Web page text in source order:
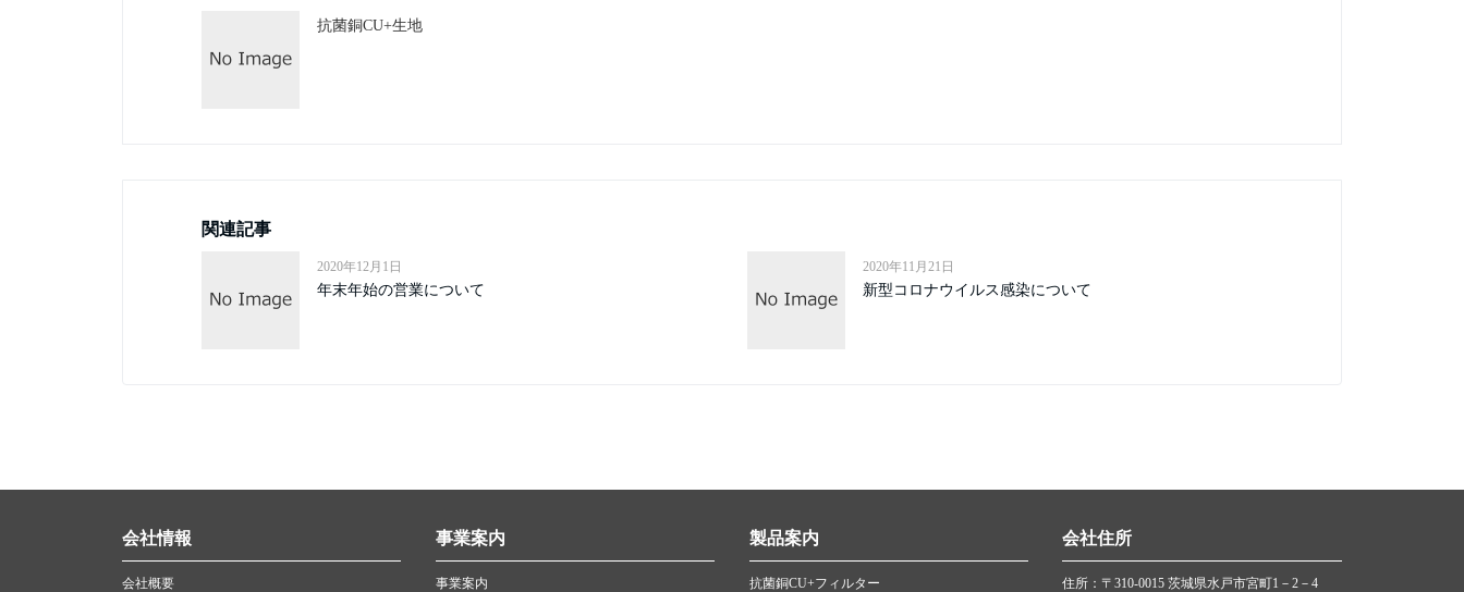
抗菌銅CU+生地
関連記事
2020年12月1日
年末年始の営業について
2020年11月21日
新型コロナウイルス感染について
会社情報
会社概要
事業案内
事業案内
製品案内
抗菌銅CU+フィルター
会社住所
住所：〒310-0015 茨城県水戸市宮町1－2－4